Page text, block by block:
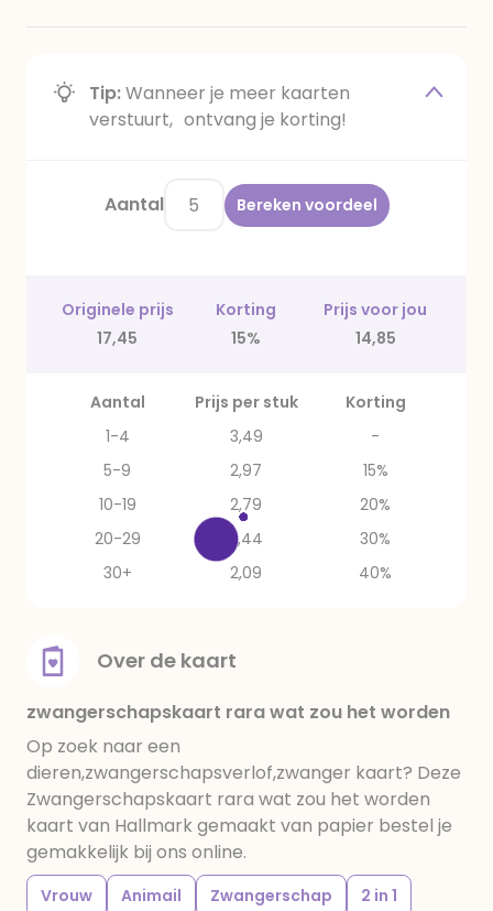
Tip:Wanneer je meer kaarten
verstuurt, ontvang je korting!
Aantal Bereken voordeel
Originele prijs Korting
Prijs voor jou
17,45
15% 14,85
Aantal Prijs per stuk
Korting
1-4
3,49
-
5-9
2,97
15%
10-19
2,79
20%
20-29
2,44
30%
30+
2,09 40%
Over de kaart
zwangerschapskaart rara wat zou het worden
Op zoek naar een
dieren,zwangerschapsverlof,zwanger kaart? Deze
Zwangerschapskaart rara wat zou het worden
kaart van Hallmark gemaakt van papier bestel je
gemakkelijk bij ons online.
Vrouw Animail Zwangerschap
2 in 1